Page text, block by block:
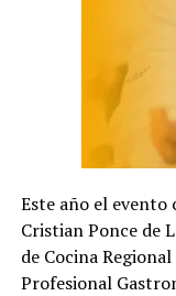
Este año el evento
Cristian Ponce de
de Cocina
Profesional